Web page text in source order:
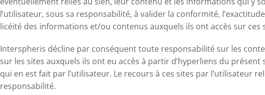
l’utilisateur, sous sa responsabilité, à valider la conformité,
licéité des informations et/ou contenus auxquels ils ont accès sur ces
Interspheris décline par conséquent toute responsabilité sur les
sur les sites auxquels ils ont eu accès à partir d’hyperliens du présent
qui en est fait par l’utilisateur. Le recours à ces sites par l’utilisateur
responsabilité.